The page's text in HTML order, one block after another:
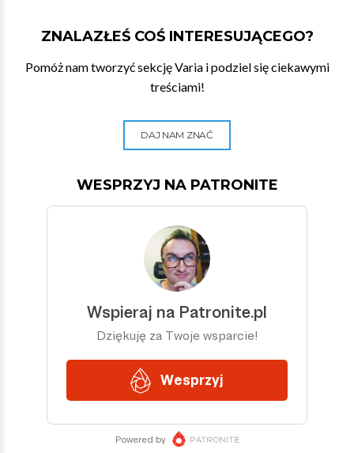
ZNALAZŁEŚ COŚ INTERESUJĄCEGO?
Pomóż nam tworzyć sekcję Varia i podziel się ciekawymi
treściami!
DAJ NAM ZNAĆ
WESPRZYJ NA PATRONITE